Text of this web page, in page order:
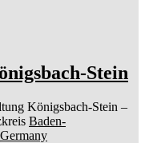
Stein
Königsbach-Stein –
Baden-
Germany